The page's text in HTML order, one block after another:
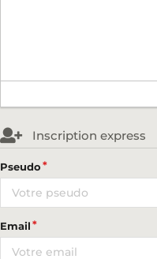
Inscription express
Pseudo
Email